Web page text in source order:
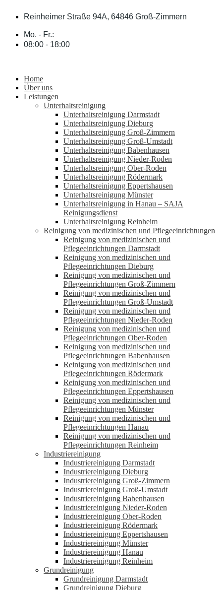
Inhalt
Reinheimer Straße 94A, 64846 Groß-Zimmern
Mo. - Fr.:
08:00 - 18:00
Home
Über uns
Leistungen
Unterhaltsreinigung
Unterhaltsreinigung Darmstadt
Unterhaltsreinigung Dieburg
Unterhaltsreinigung Groß-Zimmern
Unterhaltsreinigung Groß-Umstadt
Unterhaltsreinigung Babenhausen
Unterhaltsreinigung Nieder-Roden
Unterhaltsreinigung Ober-Roden
Unterhaltsreinigung Rödermark
Unterhaltsreinigung Eppertshausen
Unterhaltsreinigung Münster
Unterhaltsreinigung in Hanau – SAJA
Reinigungsdienst
Unterhaltsreinigung Reinheim
Reinigung von medizinischen und Pflegeeinrichtungen
Reinigung von medizinischen und
Pflegeeinrichtungen Darmstadt
Reinigung von medizinischen und
Pflegeeinrichtungen Dieburg
Reinigung von medizinischen und
Pflegeeinrichtungen Groß-Zimmern
Reinigung von medizinischen und
Pflegeeinrichtungen Groß-Umstadt
Reinigung von medizinischen und
Pflegeeinrichtungen Nieder-Roden
Reinigung von medizinischen und
Pflegeeinrichtungen Ober-Roden
Reinigung von medizinischen und
Pflegeeinrichtungen Babenhausen
Reinigung von medizinischen und
Pflegeeinrichtungen Rödermark
Reinigung von medizinischen und
Pflegeeinrichtungen Eppertshausen
Reinigung von medizinischen und
Pflegeeinrichtungen Münster
Reinigung von medizinischen und
Pflegeeinrichtungen Hanau
Reinigung von medizinischen und
Pflegeeinrichtungen Reinheim
Industriereinigung
Industriereinigung Darmstadt
Industriereinigung Dieburg
Industriereinigung Groß-Zimmern
Industriereinigung Groß-Umstadt
Industriereinigung Babenhausen
Industriereinigung Nieder-Roden
Industriereinigung Ober-Roden
Industriereinigung Rödermark
Industriereinigung Eppertshausen
Industriereinigung Münster
Industriereinigung Hanau
Industriereinigung Reinheim
Grundreinigung
Grundreinigung Darmstadt
Grundreinigung Dieburg